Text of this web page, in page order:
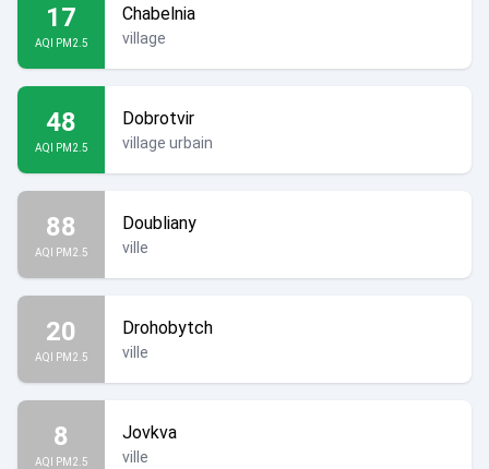
17
AQI PM2.5
Chabelnia
village
48
AQI PM2.5
Dobrotvir
village urbain
88
AQI PM2.5
Doubliany
ville
20
AQI PM2.5
Drohobytch
ville
8
AQI PM2.5
Jovkva
ville